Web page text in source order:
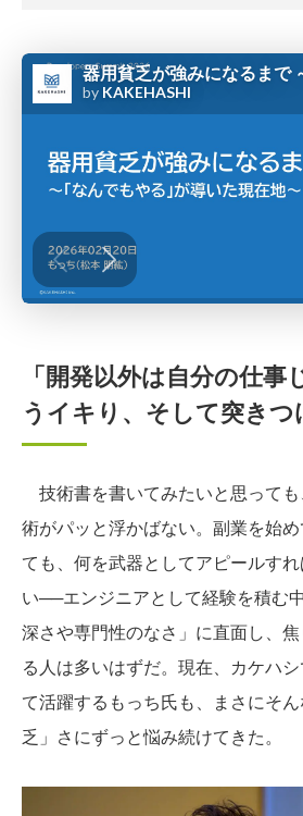
「開発以外は自分の仕
うイキり、そして突き
技術書を書いてみたいと思って
術がパッと浮かばない。副業を始
ても、何を武器としてアピールす
い──エンジニアとして経験を積む
深さや専門性のなさ」に直面し、
る人は多いはずだ。現在、カケハ
て活躍するもっち氏も、まさにそ
乏」さにずっと悩み続けてきた。